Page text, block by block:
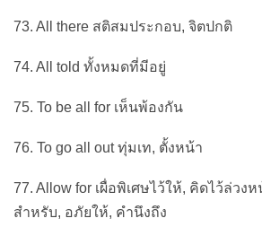
73. All there สติสมประกอบ, จิตปกติ
74. All told ทั้งหมดที่มีอยู่
75. To be all for เห็นพ้องกัน
76. To go all out ทุ่มเท, ตั้งหน้า
77. Allow for เผื่อพิเศษไว้ให้, คิดไว้ล่วงห
สำหรับ, อภัยให้, คำนึงถึง